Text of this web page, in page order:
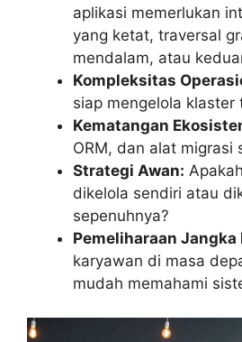
aplikasi memerlukan
yang ketat, traversal
mendalam, atau
Kompleksitas
siap mengelola klaster
Kematangan
ORM, dan alat migrasi
Strategi Awan:
dikelola sendiri atau
sepenuhnya?
Pemeliharaan Jangka
karyawan di masa
mudah memahami